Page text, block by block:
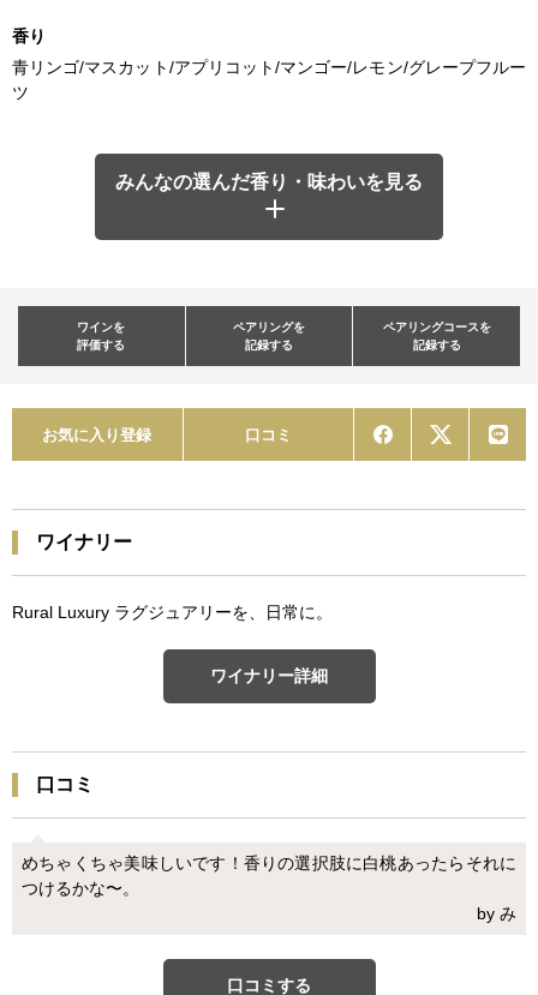
香り
青リンゴ/マスカット/アプリコット/マンゴー/レモン/グレープフルー
ツ
みんなの選んだ香り・味わいを見る
ワインを
評価する
ペアリングを
記録する
ペアリングコースを
記録する
お気に入り登録 口コミ
ワイナリー
Rural Luxury ラグジュアリーを、日常に。
ワイナリー詳細
口コミ
めちゃくちゃ美味しいです！香りの選択肢に白桃あったらそれに
つけるかな〜。
by み
口コミする